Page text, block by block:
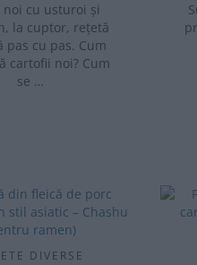
noi cu usturoi și
la cuptor, rețetă
pas cu pas. Cum
cartofii noi? Cum
se …
DIVERSE